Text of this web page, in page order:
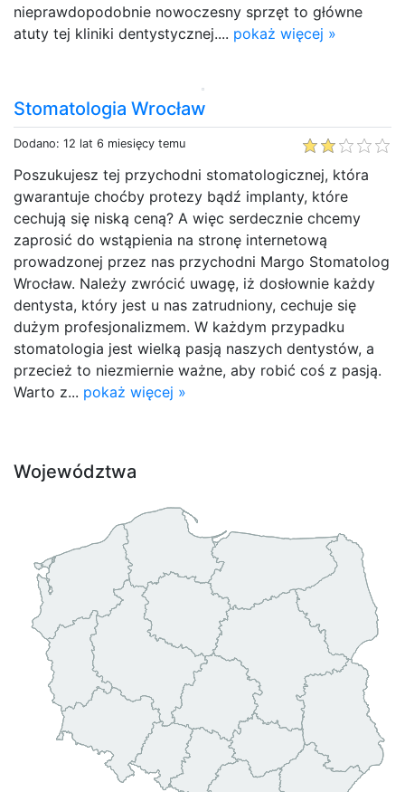
nieprawdopodobnie nowoczesny sprzęt to główne
atuty tej kliniki dentystycznej.... pokaż więcej »
Stomatologia Wrocław
Dodano: 12 lat 6 miesięcy temu
Poszukujesz tej przychodni stomatologicznej, która
gwarantuje choćby protezy bądź implanty, które
cechują się niską ceną? A więc serdecznie chcemy
zaprosić do wstąpienia na stronę internetową
prowadzonej przez nas przychodni Margo Stomatolog
Wrocław. Należy zwrócić uwagę, iż dosłownie każdy
dentysta, który jest u nas zatrudniony, cechuje się
dużym profesjonalizmem. W każdym przypadku
stomatologia jest wielką pasją naszych dentystów, a
przecież to niezmiernie ważne, aby robić coś z pasją.
Warto z... pokaż więcej »
Województwa